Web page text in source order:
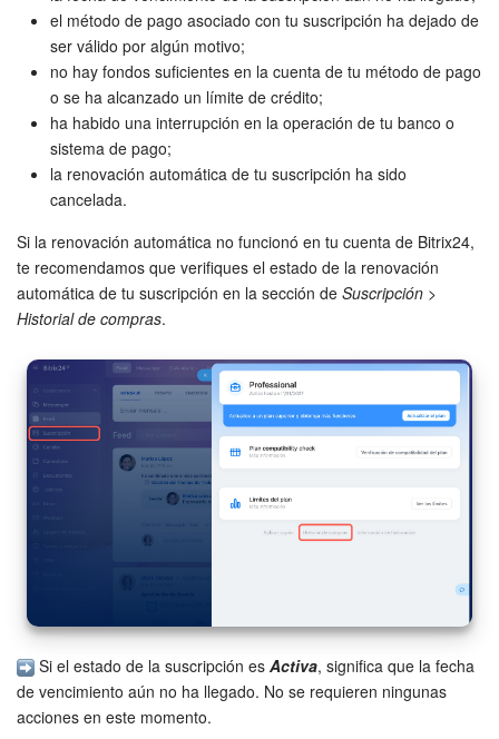
Preguntas generales
Actualización de los artículos (archivo)
EMPEZAR GRATIS
el método de pago asociado con tu suscripción ha dejado de
ser válido por algún motivo;
no hay fondos suficientes en la cuenta de tu método de pago
o se ha alcanzado un límite de crédito;
ha habido una interrupción en la operación de tu banco o
sistema de pago;
la renovación automática de tu suscripción ha sido
cancelada.
Si la renovación automática no funcionó en tu cuenta de Bitrix24,
te recomendamos que verifiques el estado de la renovación
automática de tu suscripción en la sección de Suscripción >
Historial de compras.
Si el estado de la suscripción es Activa, significa que la fecha
de vencimiento aún no ha llegado. No se requieren ningunas
acciones en este momento.